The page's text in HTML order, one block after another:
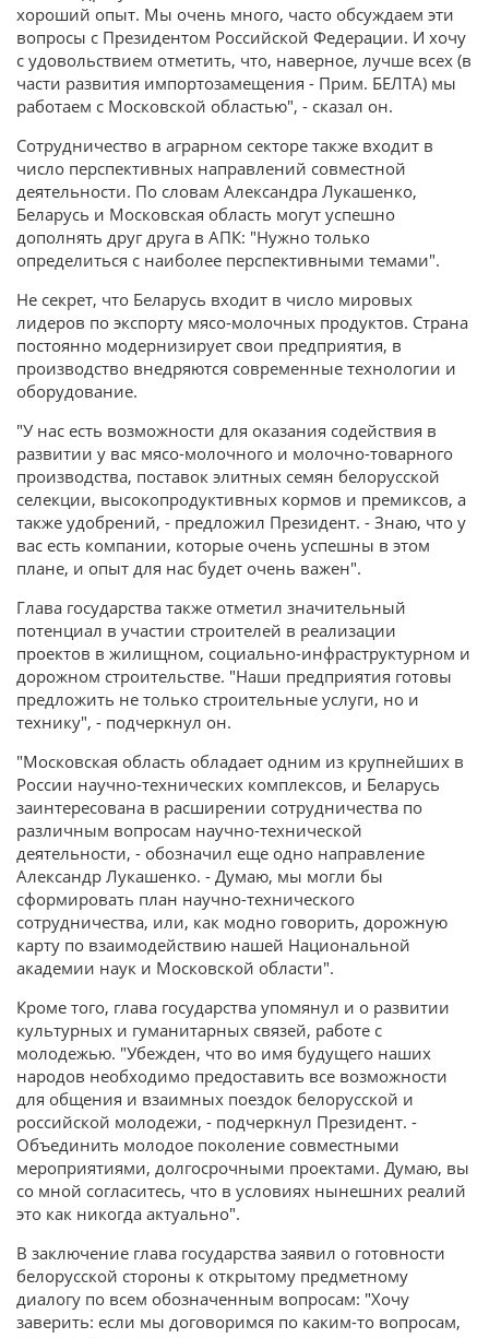
хороший опыт. Мы очень много, часто обсуждаем эти
вопросы с Президентом Российской Федерации. И хочу
с удовольствием отметить, что, наверное, лучше всех (в
части развития импортозамещения - Прим. БЕЛТА) мы
работаем с Московской областью", - сказал он.
Сотрудничество в аграрном секторе также входит в
число перспективных направлений совместной
деятельности. По словам Александра Лукашенко,
Беларусь и Московская область могут успешно
дополнять друг друга в АПК: "Нужно только
определиться с наиболее перспективными темами".
Не секрет, что Беларусь входит в число мировых
лидеров по экспорту мясо-молочных продуктов. Страна
постоянно модернизирует свои предприятия, в
производство внедряются современные технологии и
оборудование.
"У нас есть возможности для оказания содействия в
развитии у вас мясо-молочного и молочно-товарного
производства, поставок элитных семян белорусской
селекции, высокопродуктивных кормов и премиксов, а
также удобрений, - предложил Президент. - Знаю, что у
вас есть компании, которые очень успешны в этом
плане, и опыт для нас будет очень важен".
Глава государства также отметил значительный
потенциал в участии строителей в реализации
проектов в жилищном, социально-инфраструктурном и
дорожном строительстве. "Наши предприятия готовы
предложить не только строительные услуги, но и
технику", - подчеркнул он.
"Московская область обладает одним из крупнейших в
России научно-технических комплексов, и Беларусь
заинтересована в расширении сотрудничества по
различным вопросам научно-технической
деятельности, - обозначил еще одно направление
Александр Лукашенко. - Думаю, мы могли бы
сформировать план научно-технического
сотрудничества, или, как модно говорить, дорожную
карту по взаимодействию нашей Национальной
академии наук и Московской области".
Кроме того, глава государства упомянул и о развитии
культурных и гуманитарных связей, работе с
молодежью. "Убежден, что во имя будущего наших
народов необходимо предоставить все возможности
для общения и взаимных поездок белорусской и
российской молодежи, - подчеркнул Президент. -
Объединить молодое поколение совместными
мероприятиями, долгосрочными проектами. Думаю, вы
со мной согласитесь, что в условиях нынешних реалий
это как никогда актуально".
В заключение глава государства заявил о готовности
белорусской стороны к открытому предметному
диалогу по всем обозначенным вопросам: "Хочу
заверить: если мы договоримся по каким-то вопросам,